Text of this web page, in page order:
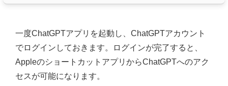
一度ChatGPTアプリを起動し、ChatGPTアカウント
でログインしておきます。ログインが完了すると、
AppleのショートカットアプリからChatGPTへのアク
セスが可能になります。